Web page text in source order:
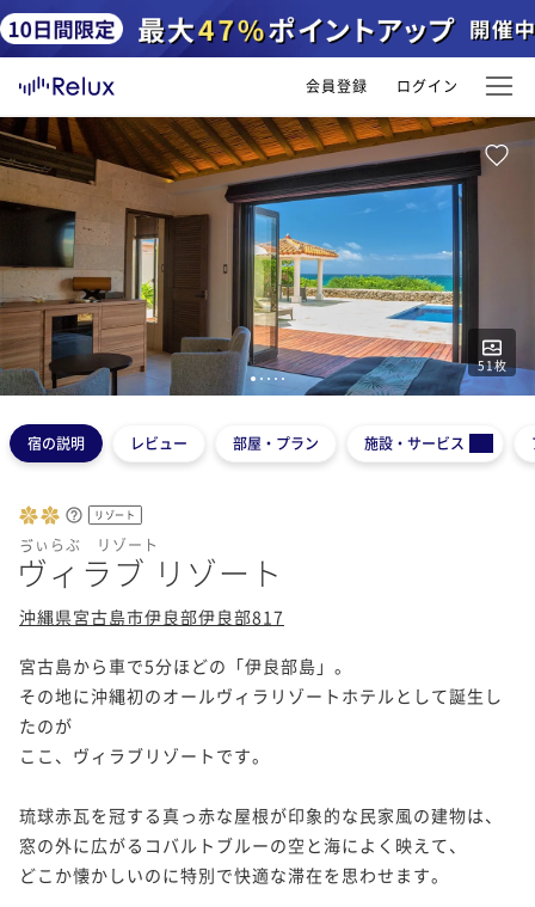
会員登録 ログイン
51枚
1 2 3 45
宿の説明 レビュー 部屋・プラン 施設・サービス
リゾート
ゔぃらぶ リゾート
ヴィラブ リゾート
沖縄県宮古島市伊良部伊良部817
宮古島から車で5分ほどの「伊良部島」。
その地に沖縄初のオールヴィラリゾートホテルとして誕生し
たのが
ここ、ヴィラブリゾートです。
琉球赤瓦を冠する真っ赤な屋根が印象的な民家風の建物は、
窓の外に広がるコバルトブルーの空と海によく映えて、
どこか懐かしいのに特別で快適な滞在を思わせます。